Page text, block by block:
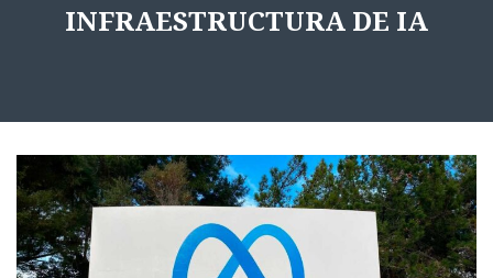
INFRAESTRUCTURA DE IA